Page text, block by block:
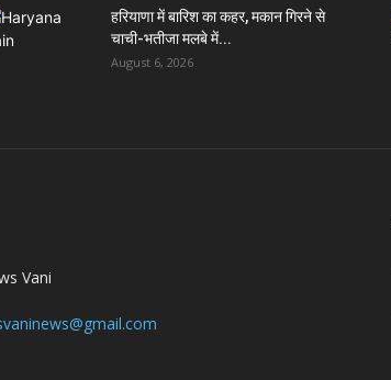
हरियाणा में बारिश का कहर, मकान गिरने से
चाची-भतीजा मलबे में...
August 6, 2026
Vani